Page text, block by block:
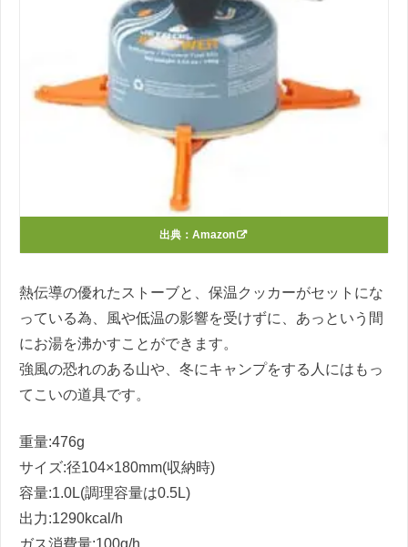
出典： Amazon
熱伝導の優れたストーブと、保温クッカーがセットにな
っている為、風や低温の影響を受けずに、あっという間
にお湯を沸かすことができます。
強風の恐れのある山や、冬にキャンプをする人にはもっ
てこいの道具です。
重量:476g
サイズ:径104×180mm(収納時)
容量:1.0L(調理容量は0.5L)
出力:1290kcal/h
ガス消費量:100g/h